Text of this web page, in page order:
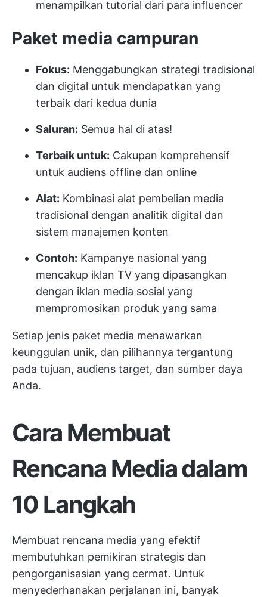
menampilkan tutorial dari para influencer
Paket media campuran
Fokus: Menggabungkan strategi tradisional
dan digital untuk mendapatkan yang
terbaik dari kedua dunia
Saluran: Semua hal di atas!
Terbaik untuk: Cakupan komprehensif
untuk audiens offline dan online
Alat: Kombinasi alat pembelian media
tradisional dengan analitik digital dan
sistem manajemen konten
Contoh: Kampanye nasional yang
mencakup iklan TV yang dipasangkan
dengan iklan media sosial yang
mempromosikan produk yang sama
Setiap jenis paket media menawarkan
keunggulan unik, dan pilihannya tergantung
pada tujuan, audiens target, dan sumber daya
Anda.
Cara Membuat
Rencana Media dalam
10 Langkah
Membuat rencana media yang efektif
membutuhkan pemikiran strategis dan
pengorganisasian yang cermat. Untuk
menyederhanakan perjalanan ini, banyak